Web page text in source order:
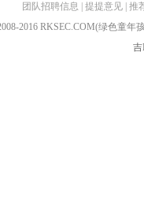
团队招聘信息 提提意见 推
2016 RKSEC.COM(绿色童年
吉